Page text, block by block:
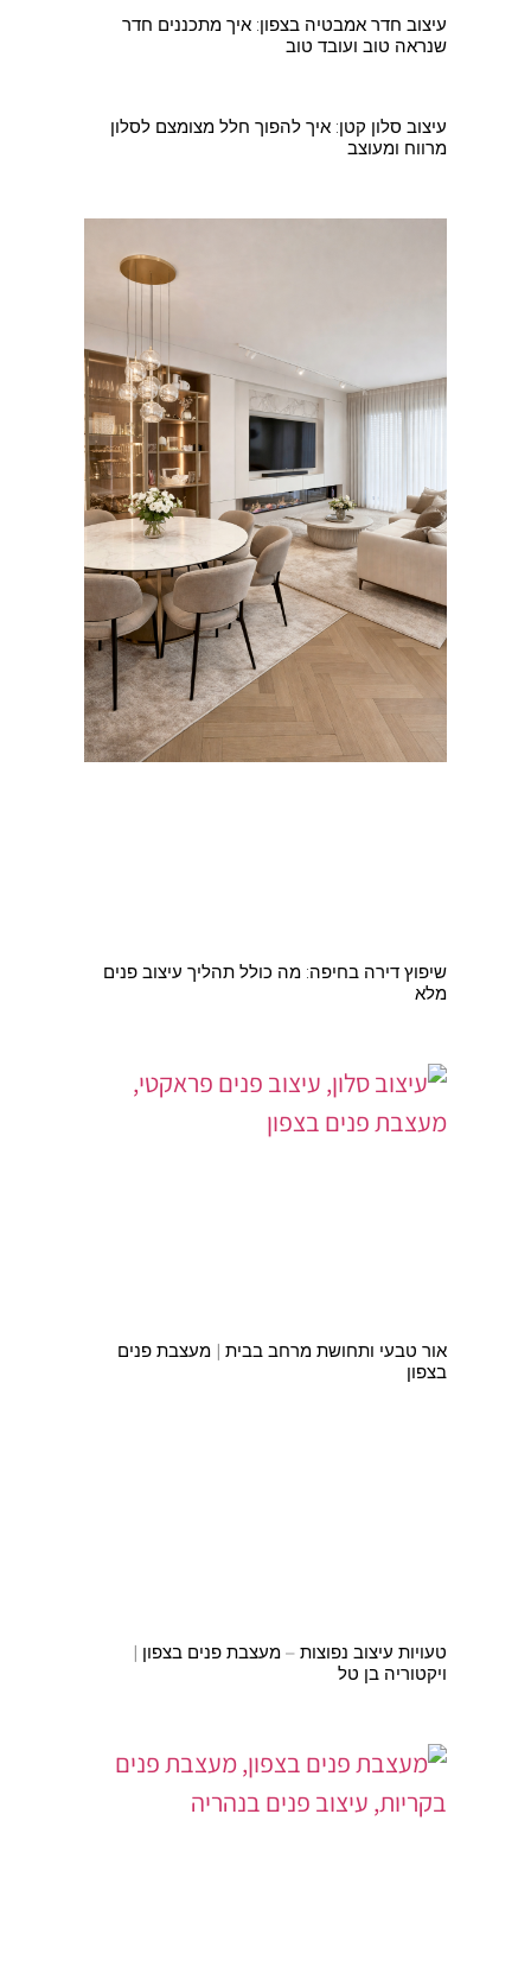
עיצוב חדר אמבטיה בצפון: איך מתכננים חדר
שנראה טוב ועובד טוב
עיצוב סלון קטן: איך להפוך חלל מצומצם לסלון
מרווח ומעוצב
שיפוץ דירה בחיפה: מה כולל תהליך עיצוב פנים
מלא
אור טבעי ותחושת מרחב בבית | מעצבת פנים
בצפון
טעויות עיצוב נפוצות – מעצבת פנים בצפון |
ויקטוריה בן טל